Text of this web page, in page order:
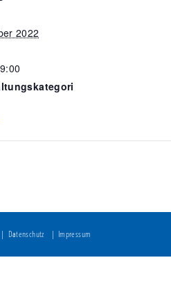
2022
Datenschutz Impressum